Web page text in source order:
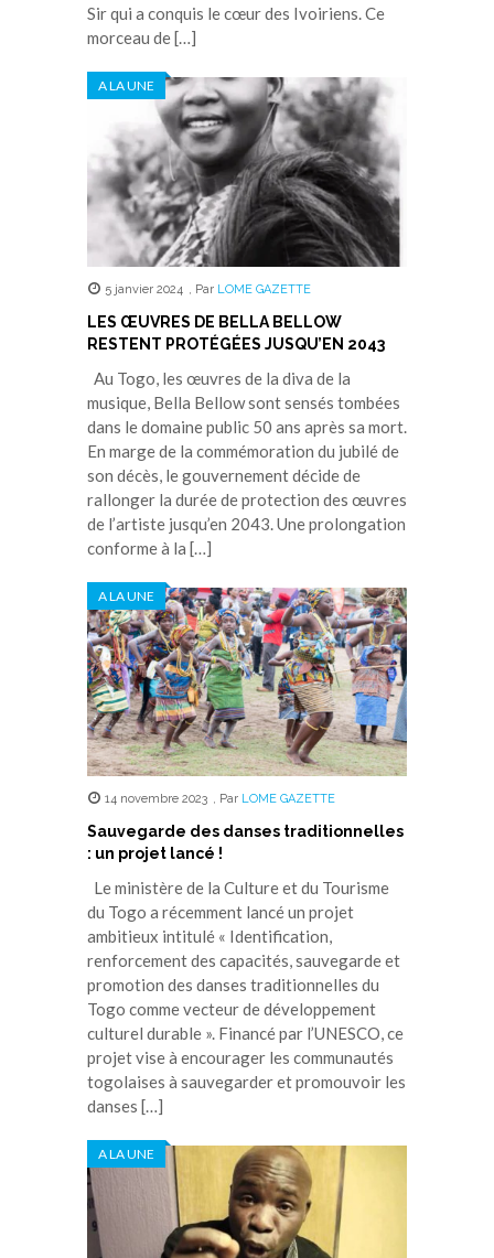
Sir qui a conquis le cœur des Ivoiriens. Ce
morceau de […]
A LA UNE
5 janvier 2024 Par LOME GAZETTE
LES ŒUVRES DE BELLA BELLOW
RESTENT PROTÉGÉES JUSQU’EN 2043
Au Togo, les œuvres de la diva de la
musique, Bella Bellow sont sensés tombées
dans le domaine public 50 ans après sa mort.
En marge de la commémoration du jubilé de
son décès, le gouvernement décide de
rallonger la durée de protection des œuvres
de l’artiste jusqu’en 2043. Une prolongation
conforme à la […]
A LA UNE
14 novembre 2023 , Par LOME GAZETTE
Sauvegarde des danses traditionnelles
: un projet lancé !
Le ministère de la Culture et du Tourisme
du Togo a récemment lancé un projet
ambitieux intitulé « Identification,
renforcement des capacités, sauvegarde et
promotion des danses traditionnelles du
Togo comme vecteur de développement
culturel durable ». Financé par l’UNESCO, ce
projet vise à encourager les communautés
togolaises à sauvegarder et promouvoir les
danses […]
A LA UNE